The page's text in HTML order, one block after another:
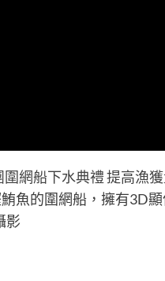
魚的圍網船，擁有3D
影